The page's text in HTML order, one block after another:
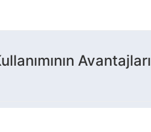
Avantajları